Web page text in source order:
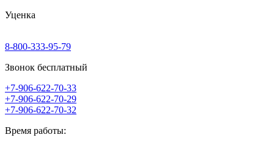
Уценка
8-800-333-95-79
Звонок бесплатный
+7-906-622-70-33
+7-906-622-70-29
+7-906-622-70-32
Время работы: